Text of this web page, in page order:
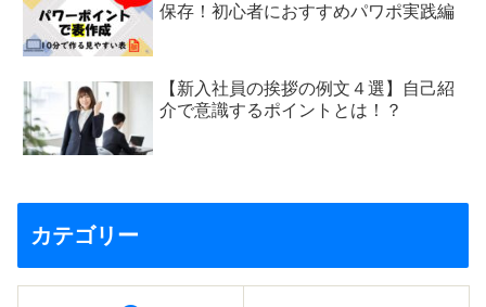
保存！初心者におすすめパワポ実践編
【新入社員の挨拶の例文４選】自己紹
介で意識するポイントとは！？
カテゴリー